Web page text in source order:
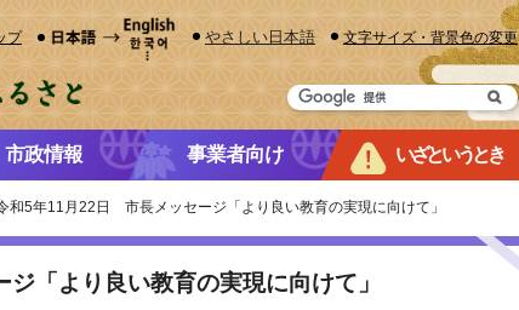
プ やさしい日本語 文字サイズ・背景色の変更
市政情報 事業者向け いざというとき
和5年11月22日 市長メッセージ「より良い教育の実現に向けて」
「より良い教育の実現に向けて」